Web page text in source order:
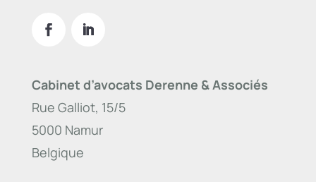
Cabinet d’avocats Derenne & Associés
Rue Galliot, 15/5
5000 Namur
Belgique